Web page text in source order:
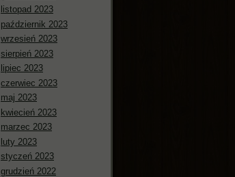
listopad 2023
październik 2023
wrzesień 2023
sierpień 2023
lipiec 2023
czerwiec 2023
maj 2023
kwiecień 2023
marzec 2023
luty 2023
styczeń 2023
grudzień 2022